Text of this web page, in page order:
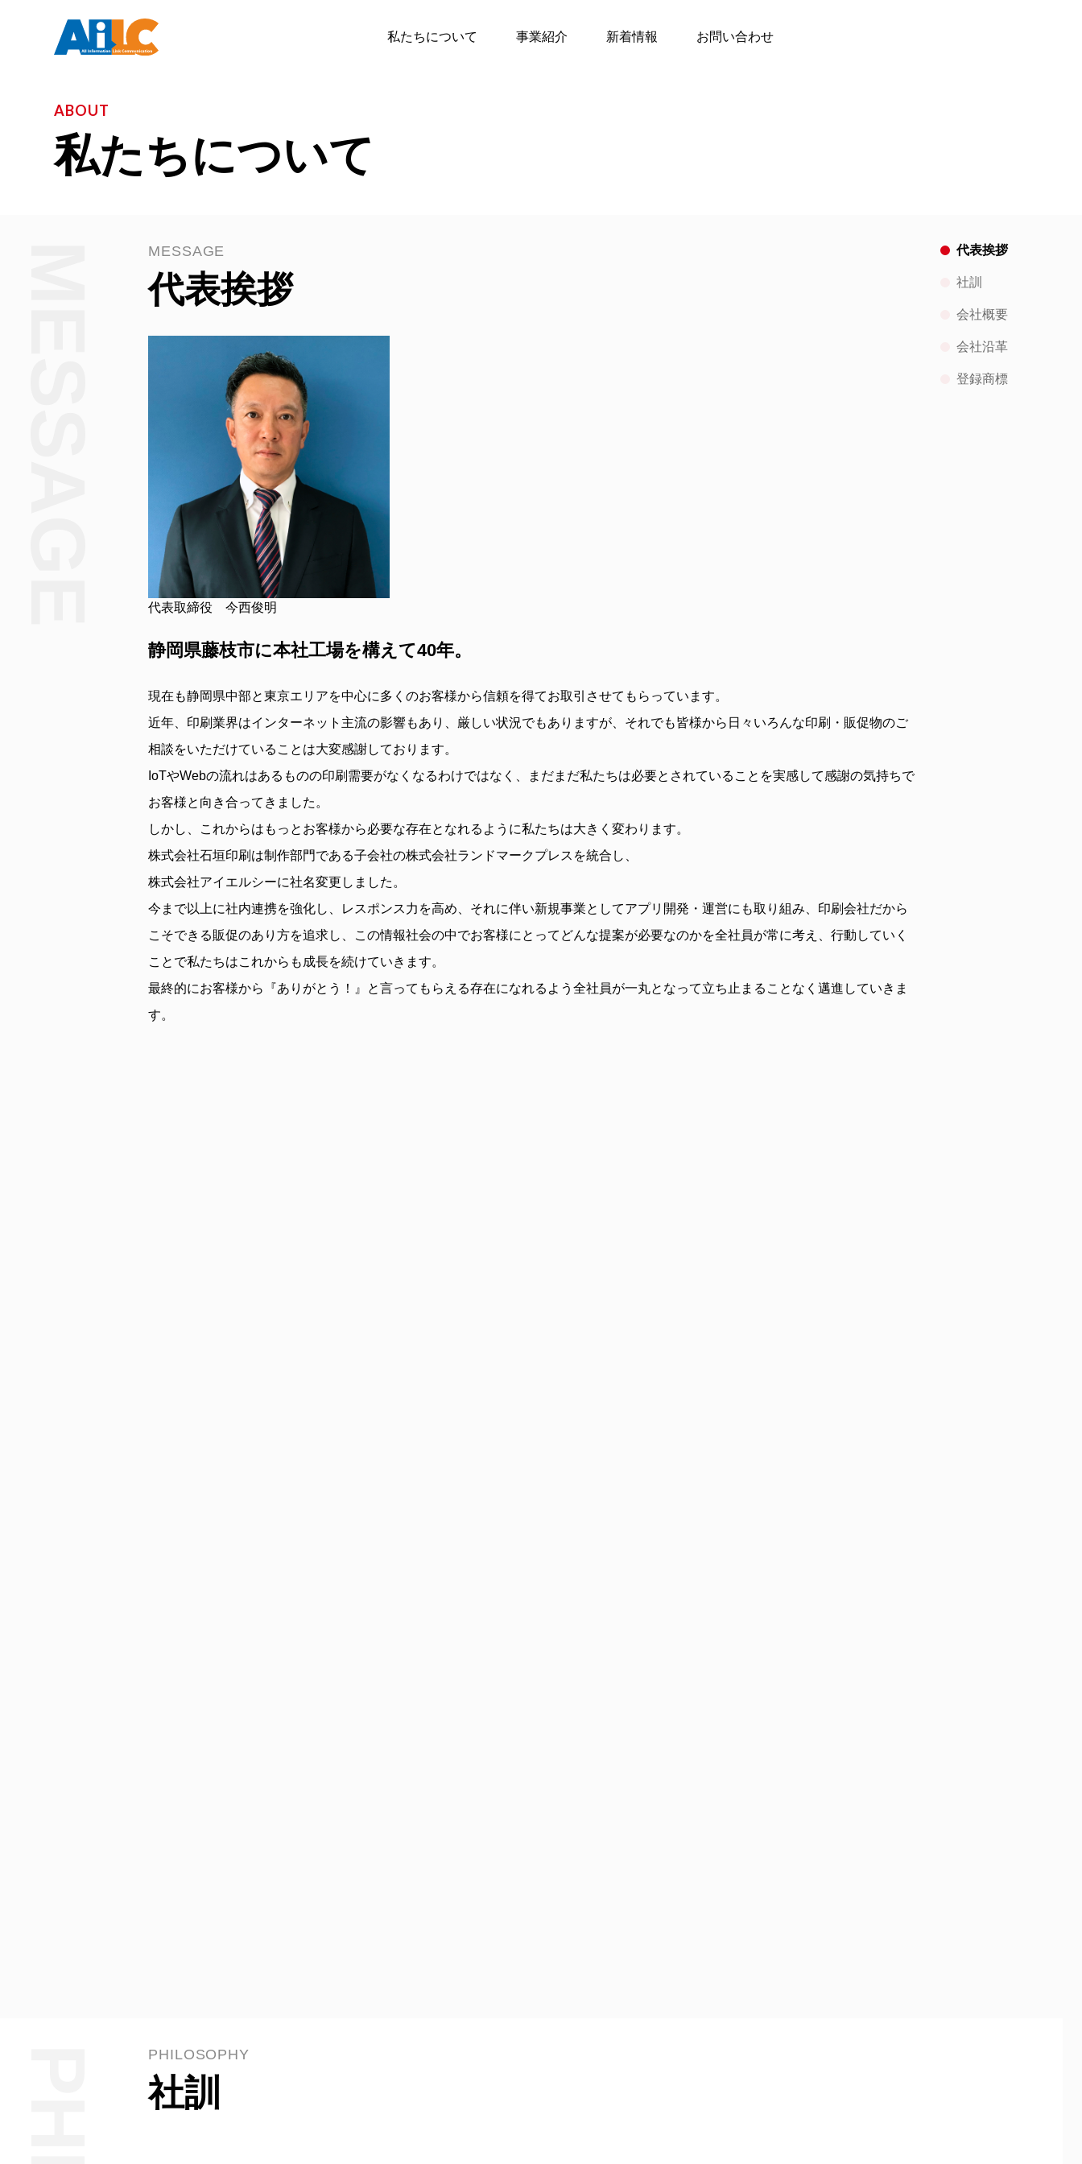
私たちについて 事業紹介 新着情報 お問い合わせ
ABOUT
私たちについて
MESSAGE
代表挨拶
代表取締役 今西俊明
静岡県藤枝市に本社工場を構えて40年。
現在も静岡県中部と東京エリアを中心に多くのお客様から信頼を得てお取引させてもらっています。
近年、印刷業界はインターネット主流の影響もあり、厳しい状況でもありますが、それでも皆様から日々いろんな印刷・販促物のご
相談をいただけていることは大変感謝しております。
IoTやWebの流れはあるものの印刷需要がなくなるわけではなく、まだまだ私たちは必要とされていることを実感して感謝の気持ちで
お客様と向き合ってきました。
しかし、これからはもっとお客様から必要な存在となれるように私たちは大きく変わります。
株式会社石垣印刷は制作部門である子会社の株式会社ランドマークプレスを統合し、
株式会社アイエルシーに社名変更しました。
今まで以上に社内連携を強化し、レスポンス力を高め、それに伴い新規事業としてアプリ開発・運営にも取り組み、印刷会社だから
こそできる販促のあり方を追求し、この情報社会の中でお客様にとってどんな提案が必要なのかを全社員が常に考え、行動していく
ことで私たちはこれからも成長を続けていきます。
最終的にお客様から『ありがとう！』と言ってもらえる存在になれるよう全社員が一丸となって立ち止まることなく邁進していきま
す。
PHILOSOPHY
社訓
代表挨拶
社訓
会社概要
会社沿革
登録商標